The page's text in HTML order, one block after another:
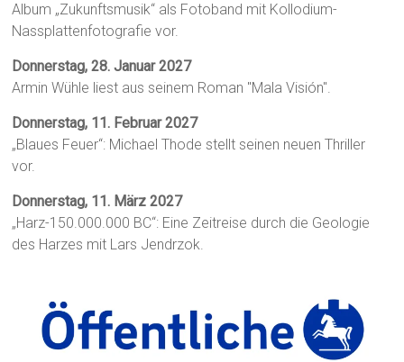
Album „Zukunftsmusik“ als Fotoband mit Kollodium-
Nassplattenfotografie vor.
Donnerstag, 28. Januar 2027
Armin Wühle liest aus seinem Roman "Mala Visión".
Donnerstag, 11. Februar 2027
„Blaues Feuer“: Michael Thode stellt seinen neuen Thriller
vor.
Donnerstag, 11. März 2027
„Harz-150.000.000 BC“: Eine Zeitreise durch die Geologie
des Harzes mit Lars Jendrzok.